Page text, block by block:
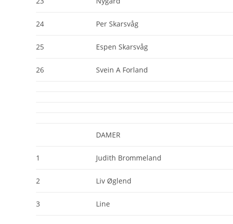
24 Per Skarsvåg
25 Espen Skarsvåg
26 Svein A Forland
DAMER
1 Judith Brommeland
2 Liv Øglend
3 Line